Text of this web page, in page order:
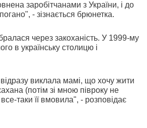
заробітчанами з України, і до
- зізнається брюнетка.
через закоханість. У 1999-му
в українську столицю і
виклала мамі, що хочу жити
(потім зі мною півроку не
таки її вмовила", - розповідає